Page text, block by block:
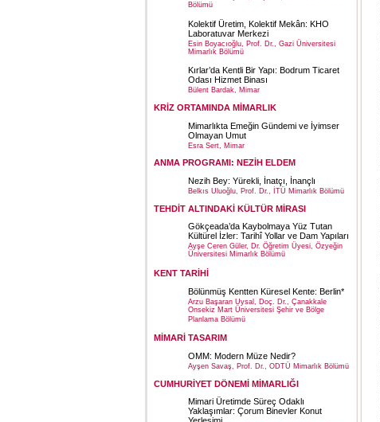
Bölümü
Kolektif Üretim, Kolektif Mekân: KHO
Laboratuvar Merkezi
Esin Boyacıoğlu, Prof. Dr., Gazi Üniversitesi
Mimarlık Bölümü
Kırlar’da Kentli Bir Yapı: Bodrum Ticaret
Odası Hizmet Binası
Bülent Bardak, Mimar
KRİZ ORTAMINDA MİMARLIK
Mimarlıkta Emeğin Gündemi ve İyimser
Olmayan Umut
Esra Sert, Mimar
ANMA PROGRAMI: NEZİH ELDEM
Nezih Bey: Yürekli, İnatçı, İnançlı
Belkıs Uluoğlu, Prof. Dr., İTÜ Mimarlık Bölümü
TEHDİT ALTINDAKİ KÜLTÜR MİRASI
Gökçeada’da Kaybolmaya Yüz Tutan
Kültürel İzler: Tarihî Yollar ve Dam Yapıları
Ayşe Ceren Güler, Dr. Öğretim Üyesi, Özyeğin
Üniversitesi Mimarlık Bölümü
KENT TARİHİ
Bölünmüş Kentten Küresel Kente: Berlin*
Arzu Başaran Uysal, Doç. Dr., Çanakkale
Onsekiz Mart Üniversitesi Şehir ve Bölge
Planlama Bölümü
MİMARİ TASARIM
OMM: Modern Müze Nedir?
Ayşen Savaş, Prof. Dr., ODTÜ Mimarlık Bölümü
CUMHURİYET DÖNEMİ MİMARLIĞI
Mimari Üretimde Süreç Odaklı
Yaklaşımlar: Çorum Binevler Konut